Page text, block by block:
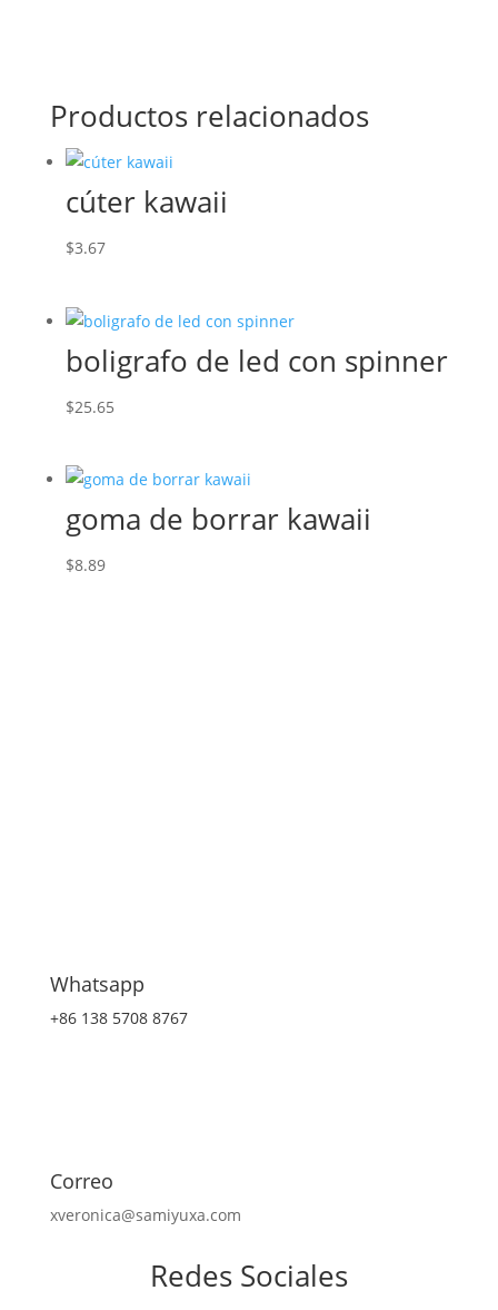
Productos relacionados
cúter kawaii
$3.67
boligrafo de led con spinner
$25.65
goma de borrar kawaii
$8.89
Whatsapp
+86 138 5708 8767
Correo
xveronica@samiyuxa.com
Redes Sociales